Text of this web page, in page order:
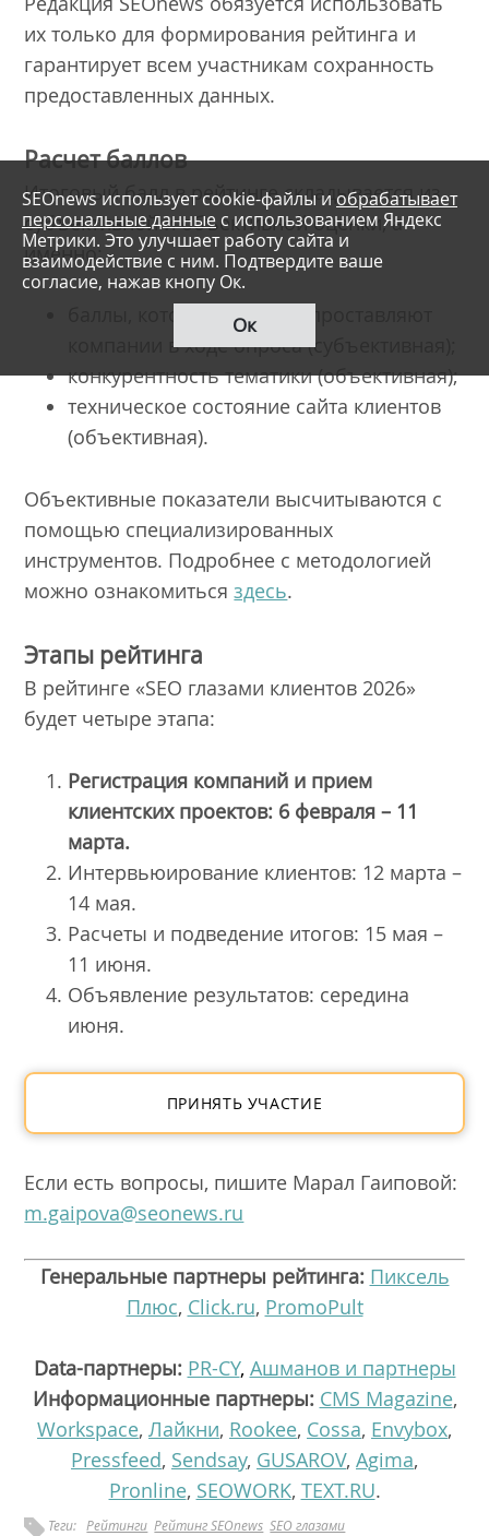
их только для формирования рейтинга и
гарантирует всем участникам сохранность
предоставленных данных.
Расчет баллов
Итоговый балл в рейтинге складывается из
субъективной и объективной оценки, а
именно:
баллы, которые клиенты проставляют
компании в ходе опроса (субъективная);
конкурентность тематики (объективная);
техническое состояние сайта клиентов
(объективная).
Объективные показатели высчитываются с
помощью специализированных
инструментов. Подробнее с методологией
можно ознакомитьсяздесь.
Этапы рейтинга
В рейтинге «SEO глазами клиентов 2026»
будет четыре этапа:
Регистрация компаний и прием
клиентских проектов: 6 февраля – 11
марта.
Интервьюирование клиентов: 12 марта –
14 мая.
Расчеты и подведение итогов: 15 мая –
11 июня.
Объявление результатов: середина
июня.
ПРИНЯТЬ УЧАСТИЕ
Если есть вопросы, пишите Марал Гаиповой:
m.gaipova@seonews.ru
Генеральные партнеры рейтинга: Пиксель
Плюс, Click.ru, PromoPult
Data-партнеры: PR-CY, Ашманов и партнеры
Информационные партнеры: CMS Magazine,
Workspace, Лайкни, Rookee, Cossa, Envybox,
Pressfeed, Sendsay, GUSAROV, Agima,
Pronline, SEOWORK, TEXT.RU.
Теги: Рейтинги Рейтинг SEOnews SEO глазами
SEOnews использует cookie-файлы и обрабатывает
персональные данныес использованием Яндекс
Метрики. Это улучшает работу сайта и
взаимодействие с ним. Подтвердите ваше
согласие, нажав кнопу Ок.
Ок